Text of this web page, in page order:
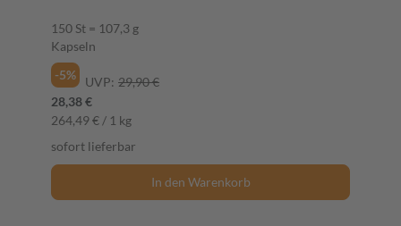
150 St = 107,3 g
Kapseln
-5%
UVP: 29,90 €
28,38 €
264,49 € / 1 kg
sofort lieferbar
In den Warenkorb